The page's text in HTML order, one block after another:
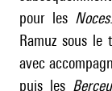
pour les Noces
Ramuz sous le
avec
puis les